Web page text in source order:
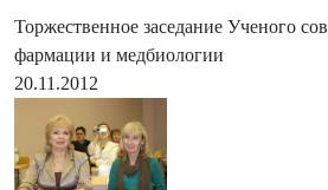
Торжественное заседание Ученого
фармации и медбиологии
20.11.2012